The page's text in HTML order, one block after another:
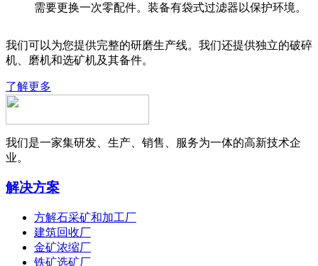
需要更换一次零配件。装备有袋式过滤器以保护环境。
我们可以为您提供完整的研磨生产线。我们还提供独立的破碎
机、磨机和选矿机及其备件。
了解更多
我们是一家集研发、生产、销售、服务为一体的高新技术企
业。
解决方案
方解石采矿和加工厂
建筑回收厂
金矿浓缩厂
铁矿选矿厂